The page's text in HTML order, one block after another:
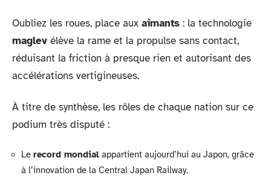
Oubliez les roues, place aux aimants : la technologie
maglev élève la rame et la propulse sans contact,
réduisant la friction à presque rien et autorisant des
accélérations vertigineuses.
À titre de synthèse, les rôles de chaque nation sur ce
podium très disputé :
Le record mondial appartient aujourd’hui au Japon, grâce
à l’innovation de la Central Japan Railway.